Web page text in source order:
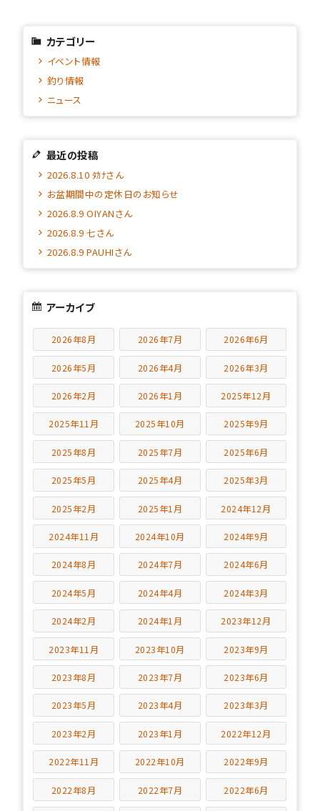
カテゴリー
イベント情報
釣り情報
ニュース
最近の投稿
2026.8.10 ﾀｶﾅさん
お盆期間中の定休日のお知らせ
2026.8.9 OIYANさん
2026.8.9 七さん
2026.8.9 PAUHIさん
アーカイブ
2026年8月 2026年7月 2026年6月
2026年5月 2026年4月 2026年3月
2026年2月 2026年1月 2025年12月
2025年11月 2025年10月 2025年9月
2025年8月 2025年7月 2025年6月
2025年5月 2025年4月 2025年3月
2025年2月 2025年1月 2024年12月
2024年11月 2024年10月 2024年9月
2024年8月 2024年7月 2024年6月
2024年5月 2024年4月 2024年3月
2024年2月 2024年1月 2023年12月
2023年11月 2023年10月 2023年9月
2023年8月 2023年7月 2023年6月
2023年5月 2023年4月 2023年3月
2023年2月 2023年1月 2022年12月
2022年11月 2022年10月 2022年9月
2022年8月 2022年7月 2022年6月